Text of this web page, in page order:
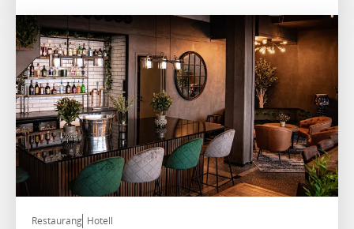
Restaurang Hotell